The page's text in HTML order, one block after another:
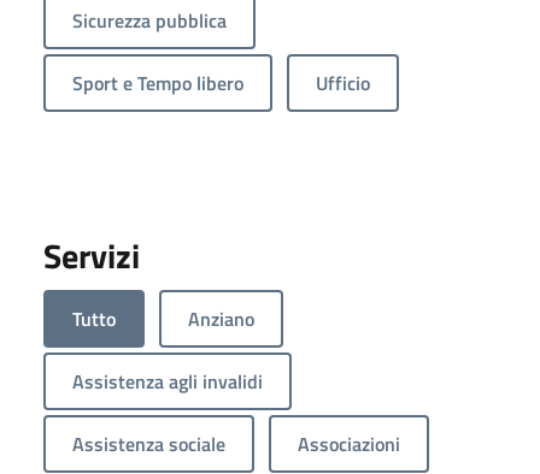
Sicurezza pubblica
Sport e Tempo libero Ufficio
Servizi
Tutto Anziano
Assistenza agli invalidi
Assistenza sociale Associazioni